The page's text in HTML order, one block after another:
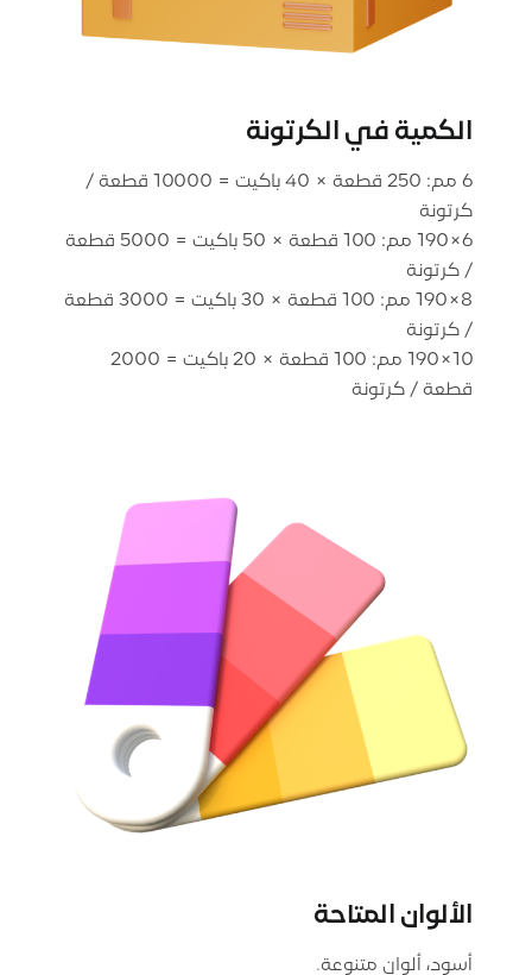
الكمية في الكرتونة
6 مم: 250 قطعة × 40 باكيت = 10000 قطعة /
6×190 مم: 100 قطعة × 50 باكيت = 5000 قطعة
8×190 مم: 100 قطعة × 30 باكيت = 3000 قطعة
10×190 مم: 100 قطعة × 20 باكيت = 2000
قطعة / كرتونة
الألوان المتاحة
أسود، ألوان متنوعة.